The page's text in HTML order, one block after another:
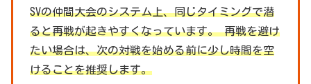
SVの仲間大会のシステム上、同じタイミングで潜
ると再戦が起きやすくなっています。 再戦を避け
たい場合は、次の対戦を始める前に少し時間を空
けることを推奨します。